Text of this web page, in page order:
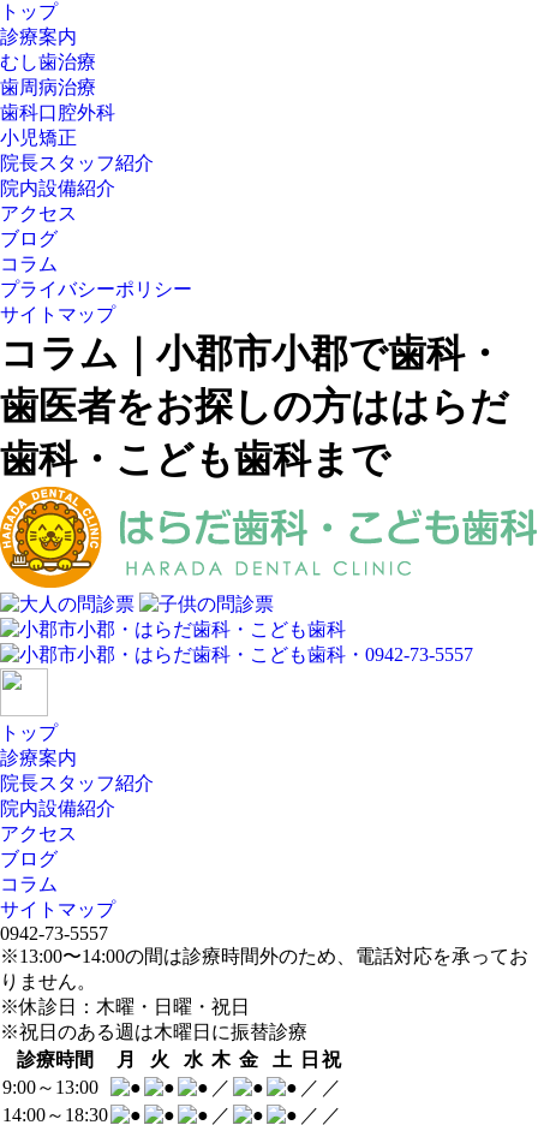
トップ
診療案内
むし歯治療
歯周病治療
歯科口腔外科
小児矯正
院長スタッフ紹介
院内設備紹介
アクセス
ブログ
コラム
プライバシーポリシー
サイトマップ
コラム｜小郡市小郡で歯科・
歯医者をお探しの方ははらだ
歯科・こども歯科まで
トップ
診療案内
院長スタッフ紹介
院内設備紹介
アクセス
ブログ
コラム
サイトマップ
0942-73-5557
※13:00〜14:00の間は診療時間外のため、電話対応を承ってお
りません。
※休診日：木曜・日曜・祝日
※祝日のある週は木曜日に振替診療
診療時間
月 火 水 木 金 土 日 祝
9:00～13:00
／ ／ ／
14:00～18:30
／ ／ ／